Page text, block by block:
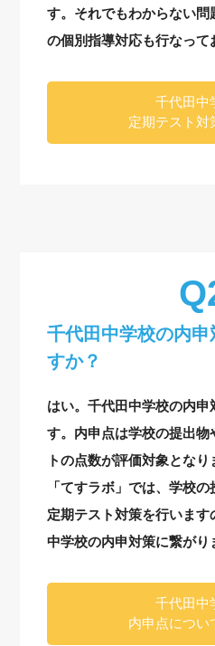
す。それでもわからない
の個別指導対応も行なって
千代田中
定期テスト対
千代田中学校の内申
すか？
はい。千代田中学校の内申
す。内申点は学校の提出物
トの点数が評価対象とな
「てすラボ」では、学校
定期テスト対策を行います
中学校の内申対策に繋がり
千代田中
内申点につい